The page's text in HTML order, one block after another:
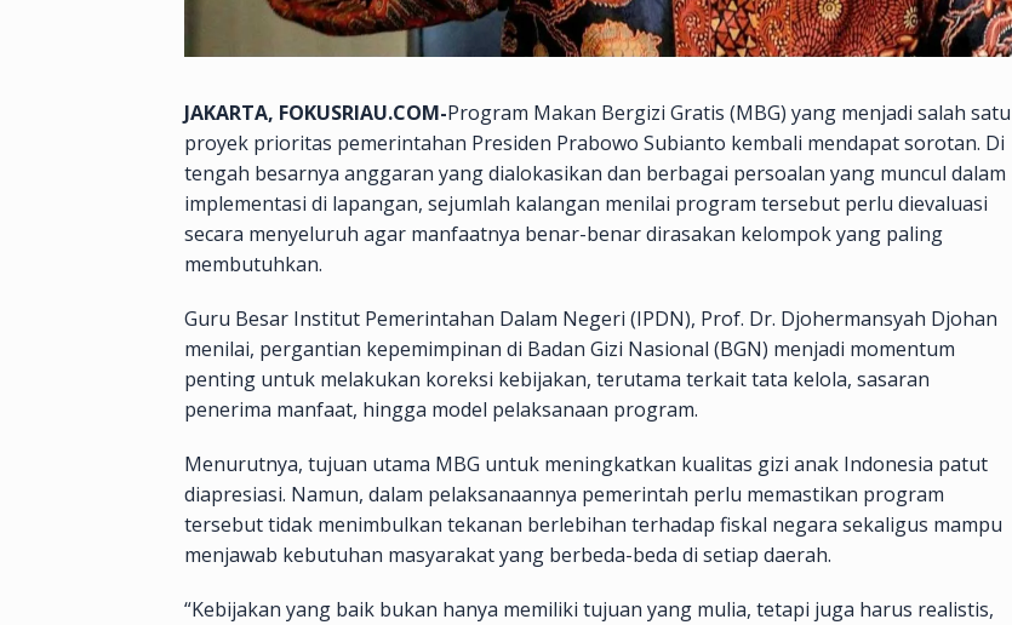
JAKARTA, FOKUSRIAU.COM-Program Makan Bergizi Gratis (MBG) yang menjadi salah satu
proyek prioritas pemerintahan Presiden Prabowo Subianto kembali mendapat sorotan. Di
tengah besarnya anggaran yang dialokasikan dan berbagai persoalan yang muncul dalam
implementasi di lapangan, sejumlah kalangan menilai program tersebut perlu dievaluasi
secara menyeluruh agar manfaatnya benar-benar dirasakan kelompok yang paling
membutuhkan.
Guru Besar Institut Pemerintahan Dalam Negeri (IPDN), Prof. Dr. Djohermansyah Djohan
menilai, pergantian kepemimpinan di Badan Gizi Nasional (BGN) menjadi momentum
penting untuk melakukan koreksi kebijakan, terutama terkait tata kelola, sasaran
penerima manfaat, hingga model pelaksanaan program.
Menurutnya, tujuan utama MBG untuk meningkatkan kualitas gizi anak Indonesia patut
diapresiasi. Namun, dalam pelaksanaannya pemerintah perlu memastikan program
tersebut tidak menimbulkan tekanan berlebihan terhadap fiskal negara sekaligus mampu
menjawab kebutuhan masyarakat yang berbeda-beda di setiap daerah.
“Kebijakan yang baik bukan hanya memiliki tujuan yang mulia, tetapi juga harus realistis,